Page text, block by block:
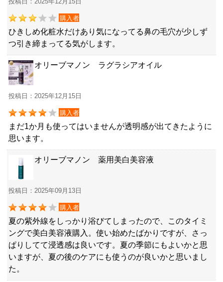
購入者
ひきしめ化粧水だけあり気になってる鼻の毛穴が少しず
つ引き締まってる気がします。
オリーブマノン ラグラシアオイル
投稿日：2025年12月15日
購入者
まだ1か月も使ってはいませんが透明感が出てきたように
思います。
オリーブマノン 薬用美白美容液
投稿日：2025年09月13日
購入者
夏の紫外線をしっかり浴びてしまったので、このタイミ
ングで美白美容液購入。使い始めたばかりですが、さっ
ぱりしてて浸透感は良いです。夏の季節にもよいかと思
いますが、夏の後のケアにも使うのが良いかと思いまし
た。